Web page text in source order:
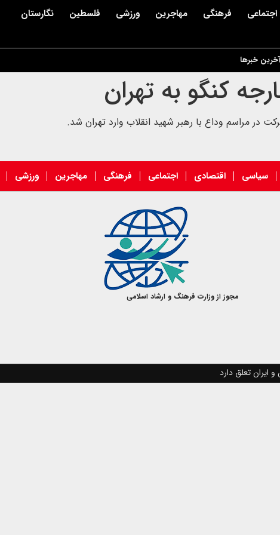
اجتماعی فرهنگی مهاجرین ورزشی فلسطین نگارستان
آخرین خبرها
کنگو به تهران
در مراسم وداع با رهبر شهید انقلاب وارد تهران شد.
سیاسی اقتصادی اجتماعی فرهنگی مهاجرین ورزشی
مجوز از وزارت فرهنگ و ارشاد اسلامی
ایران تعلق دارد